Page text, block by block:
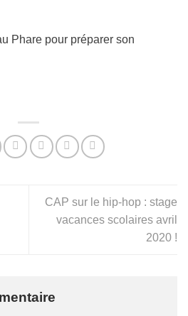
Phare pour préparer son
CAP sur le hip-hop : stage
vacances scolaires avril
2020 !